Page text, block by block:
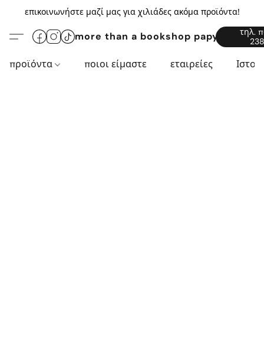
επικοινωνήστε μαζί μας για χιλιάδες ακόμα προϊόντα!
more than a bookshop
τηλ.
προϊόντα ποιοι είμαστε εταιρείες